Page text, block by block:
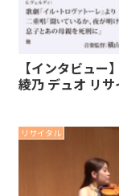
【インタビュ
綾乃 デュオ リサ
リサイタル